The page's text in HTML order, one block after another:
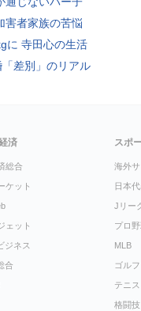
害者家族の苦悩
に 寺田心の生活
差別」のリアル
済
総合
ケット
ェット
ジネス
合
スポ
海外
日本
Jリー
プロ
MLB
ゴルフ
テニス
格闘技